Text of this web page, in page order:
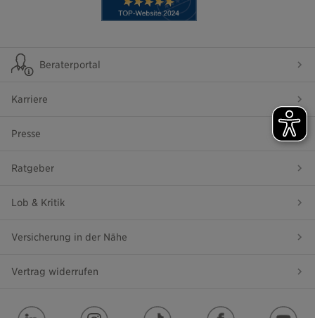
Beraterportal
Karriere
Presse
Ratgeber
Lob & Kritik
Versicherung in der Nähe
Vertrag widerrufen